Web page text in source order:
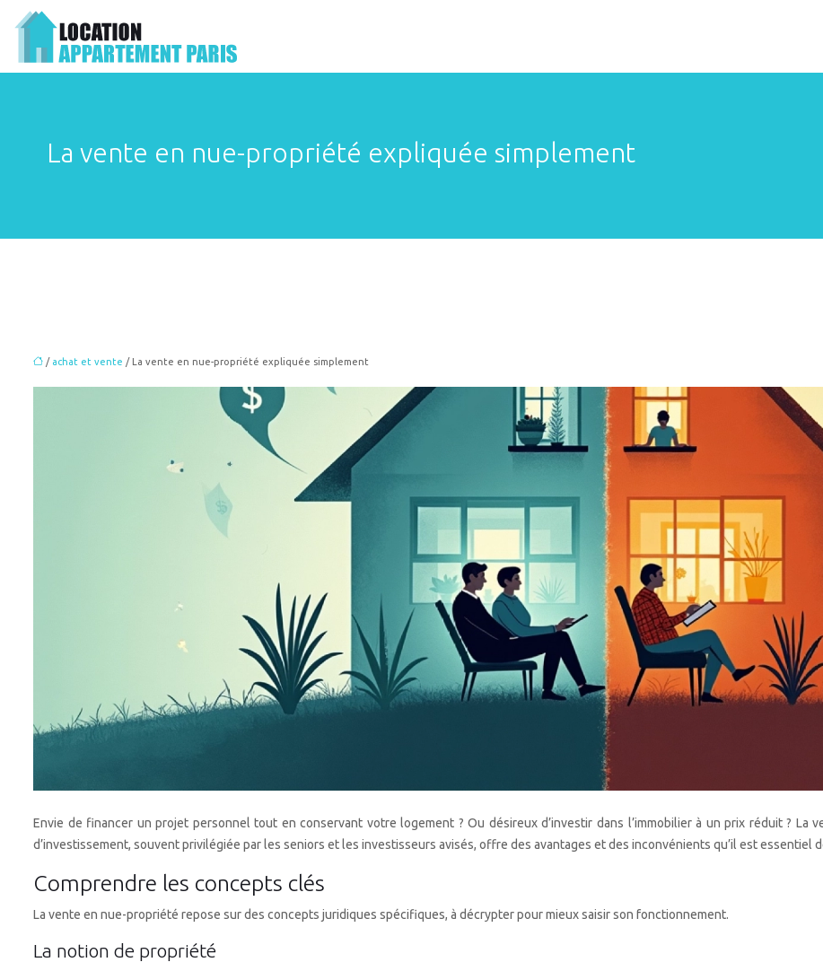
La vente en nue-propriété expliquée simplement
/ achat et vente / La vente en nue-propriété expliquée simplement
Envie de financer un projet personnel tout en conservant votre logement ? Ou désireux d’investir dans l’immobilier à un prix réduit ?
d’investissement, souvent privilégiée par les seniors et les investisseurs avisés, offre des avantages et des inconvénients qu’il est essentiel
Comprendre les concepts clés
La vente en nue-propriété repose sur des concepts juridiques spécifiques, à décrypter pour mieux saisir son fonctionnement.
La notion de propriété